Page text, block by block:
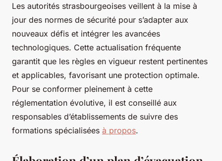
Les autorités strasbourgeoises veillent à la mise à
jour des normes de sécurité pour s’adapter aux
nouveaux défis et intégrer les avancées
technologiques. Cette actualisation fréquente
garantit que les règles en vigueur restent pertinentes
et applicables, favorisant une protection optimale.
Pour se conformer pleinement à cette
réglementation évolutive, il est conseillé aux
responsables d’établissements de suivre des
formations spécialisées à propos.